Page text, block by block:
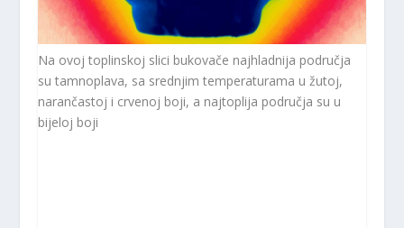
Na ovoj toplinskoj slici bukovače najhladnija područja
su tamnoplava, sa srednjim temperaturama u žutoj,
narančastoj i crvenoj boji, a najtoplija područja su u
bijeloj boji